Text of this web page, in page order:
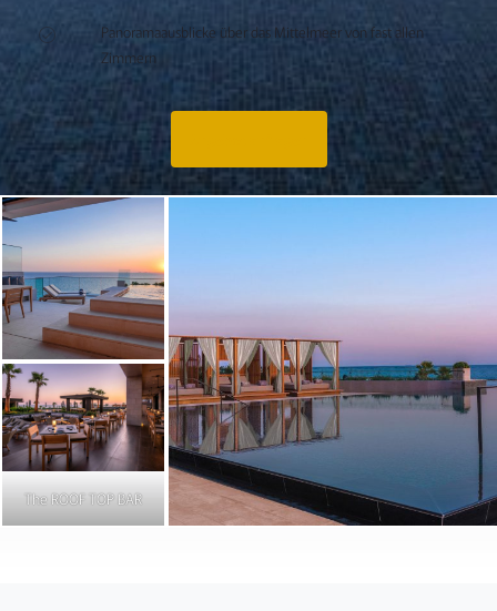
Panoramaausblicke über das Mittelmeer von fast allen
Zimmern
The ROOF TOP BAR